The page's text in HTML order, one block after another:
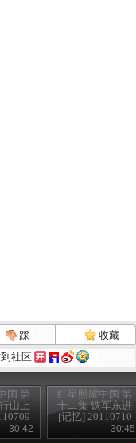
踩
收藏
社区
国 第
山上
30:42
红星照耀中国 第
十二集 铁军东进
[记忆] 20110710
30:45